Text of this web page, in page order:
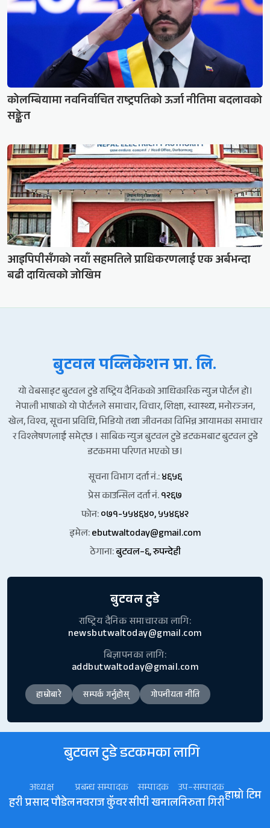
कोलम्बियामा नवनिर्वाचित राष्ट्रपतिको ऊर्जा नीतिमा बदलावको
सङ्केत
आइपिपीसँगको नयाँ सहमतिले प्राधिकरणलाई एक अर्बभन्दा
बढी दायित्वको जोखिम
बुटवल पव्लिकेशन प्रा. लि.
यो वेबसाइट बुटवल टुडे राष्ट्रिय दैनिकको आधिकारिक न्युज पोर्टल हो।
नेपाली भाषाको यो पोर्टलले समाचार, विचार, शिक्षा, स्वास्थ्य, मनोरञ्जन,
खेल, विश्व, सूचना प्रविधि, भिडियो तथा जीवनका विभिन्न आयामका समाचार
र विश्लेषणलाई समेट्छ । साबिक न्युज बुटवल टुडे डटकमबाट बुटवल टुडे
डटकममा परिणत भएको छ।
सूचना विभाग दर्ता नं.:४६५६
प्रेस काउन्सिल दर्ता नं.१२६७
फोन:०७१-५५४६४०, ५५४६४२
इमेल:ebutwaltoday@gmail.com
ठेगाना:बुटवल–६, रुपन्देही
बुटवल टुडे
राष्ट्रिय दैनिक समाचारका लागि:
newsbutwaltoday@gmail.com
बिज्ञापनका लागि:
addbutwaltoday@gmail.com
हाम्रोबारे सम्पर्क गर्नुहोस् गोपनीयता नीति
बुटवल टुडे डटकमका लागि
अध्यक्ष
हरी प्रसाद पौडेल
प्रबन्ध सम्पादक
नवराज कॅुवर
सम्पादक
सीपी खनाल
उप–सम्पादक
निरुता गिरीहाम्रो टिम